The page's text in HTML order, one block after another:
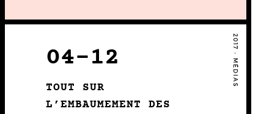
04-12
TOUT SUR
L’EMBAUMEMENT DES
2017 • MÉDIAS